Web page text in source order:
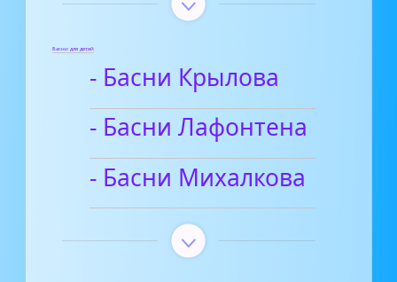
Басни для детей
- Басни Крылова
- Басни Лафонтена
- Басни Михалкова